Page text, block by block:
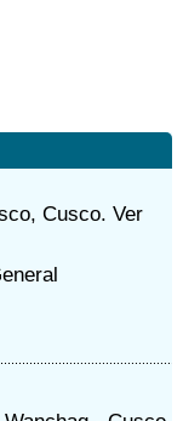
Cusco. Ver